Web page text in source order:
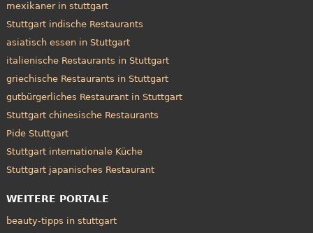
mexikaner in stuttgart
Stuttgart indische Restaurants
asiatisch essen in Stuttgart
italienische Restaurants in Stuttgart
griechische Restaurants in Stuttgart
gutbürgerliches Restaurant in Stuttgart
Stuttgart chinesische Restaurants
Pide Stuttgart
Stuttgart internationale Küche
Stuttgart japanisches Restaurant
WEITERE PORTALE
beauty-tipps in stuttgart